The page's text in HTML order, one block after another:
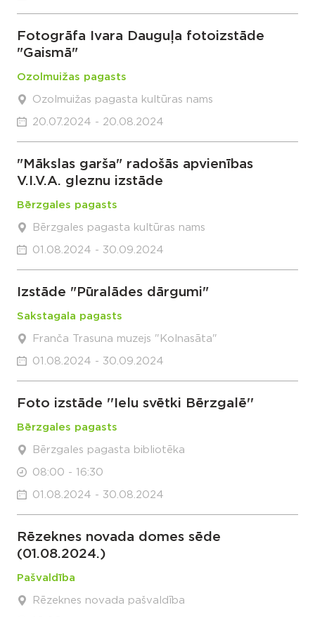
Fotogrāfa Ivara Dauguļa fotoizstāde
"Gaismā"
Ozolmuižas pagasts
Ozolmuižas pagasta kultūras nams
20.07.2024 - 20.08.2024
"Mākslas garša" radošās apvienības
V.I.V.A. gleznu izstāde
Bērzgales pagasts
Bērzgales pagasta kultūras nams
01.08.2024 - 30.09.2024
Izstāde "Pūralādes dārgumi"
Sakstagala pagasts
Franča Trasuna muzejs "Kolnasāta"
01.08.2024 - 30.09.2024
Foto izstāde ''Ielu svētki Bērzgalē''
Bērzgales pagasts
Bērzgales pagasta bibliotēka
08:00 - 16:30
01.08.2024 - 30.08.2024
Rēzeknes novada domes sēde
(01.08.2024.)
Pašvaldība
Rēzeknes novada pašvaldība